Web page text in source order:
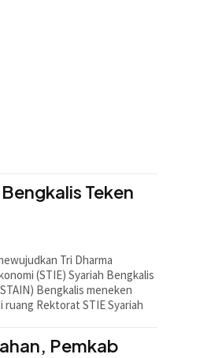
Teken
Tri Dharma
(STIE) Syariah Bengkalis
Bengkalis meneken
Rektorat STIE Syariah
Pemkab